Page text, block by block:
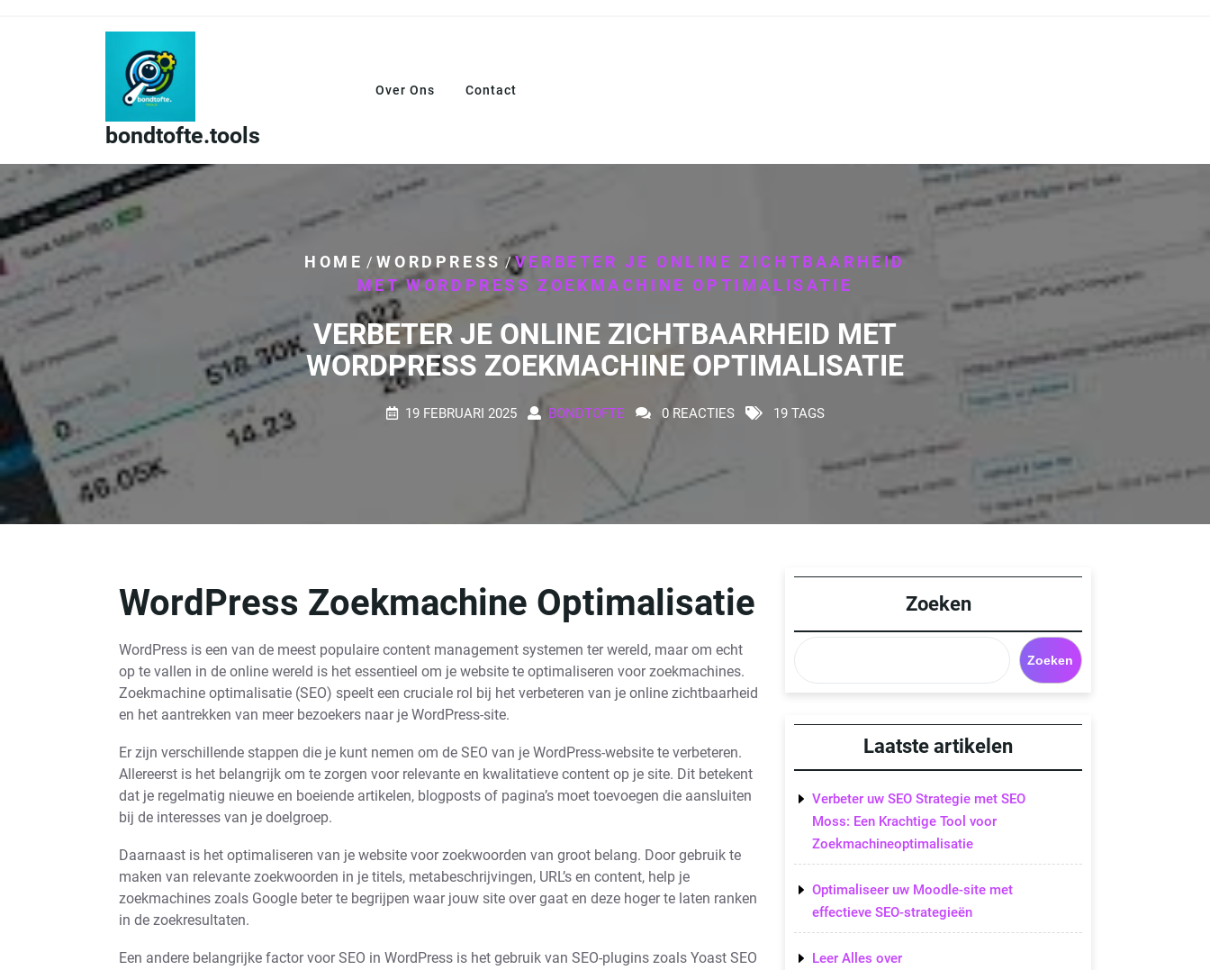
bondtofte.tools
Over Ons Contact
HOME /WORDPRESS /VERBETER JE ONLINE ZICHTBAARHEID
MET WORDPRESS ZOEKMACHINE OPTIMALISATIE
VERBETER JE ONLINE ZICHTBAARHEID MET
WORDPRESS ZOEKMACHINE OPTIMALISATIE
19 FEBRUARI 2025 BONDTOFTE 0 REACTIES 19 TAGS
WordPress Zoekmachine Optimalisatie
WordPress is een van de meest populaire content management systemen ter wereld, maar om echt
op te vallen in de online wereld is het essentieel om je website te optimaliseren voor zoekmachines.
Zoekmachine optimalisatie (SEO) speelt een cruciale rol bij het verbeteren van je online zichtbaarheid
en het aantrekken van meer bezoekers naar je WordPress-site.
Er zijn verschillende stappen die je kunt nemen om de SEO van je WordPress-website te verbeteren.
Allereerst is het belangrijk om te zorgen voor relevante en kwalitatieve content op je site. Dit betekent
dat je regelmatig nieuwe en boeiende artikelen, blogposts of pagina’s moet toevoegen die aansluiten
bij de interesses van je doelgroep.
Daarnaast is het optimaliseren van je website voor zoekwoorden van groot belang. Door gebruik te
maken van relevante zoekwoorden in je titels, metabeschrijvingen, URL’s en content, help je
zoekmachines zoals Google beter te begrijpen waar jouw site over gaat en deze hoger te laten ranken
in de zoekresultaten.
Een andere belangrijke factor voor SEO in WordPress is het gebruik van SEO-plugins zoals Yoast SEO
Zoeken
Zoeken
Laatste artikelen
Verbeter uw SEO Strategie met SEO
Moss: Een Krachtige Tool voor
Zoekmachineoptimalisatie
Optimaliseer uw Moodle-site met
effectieve SEO-strategieën
Leer Alles over